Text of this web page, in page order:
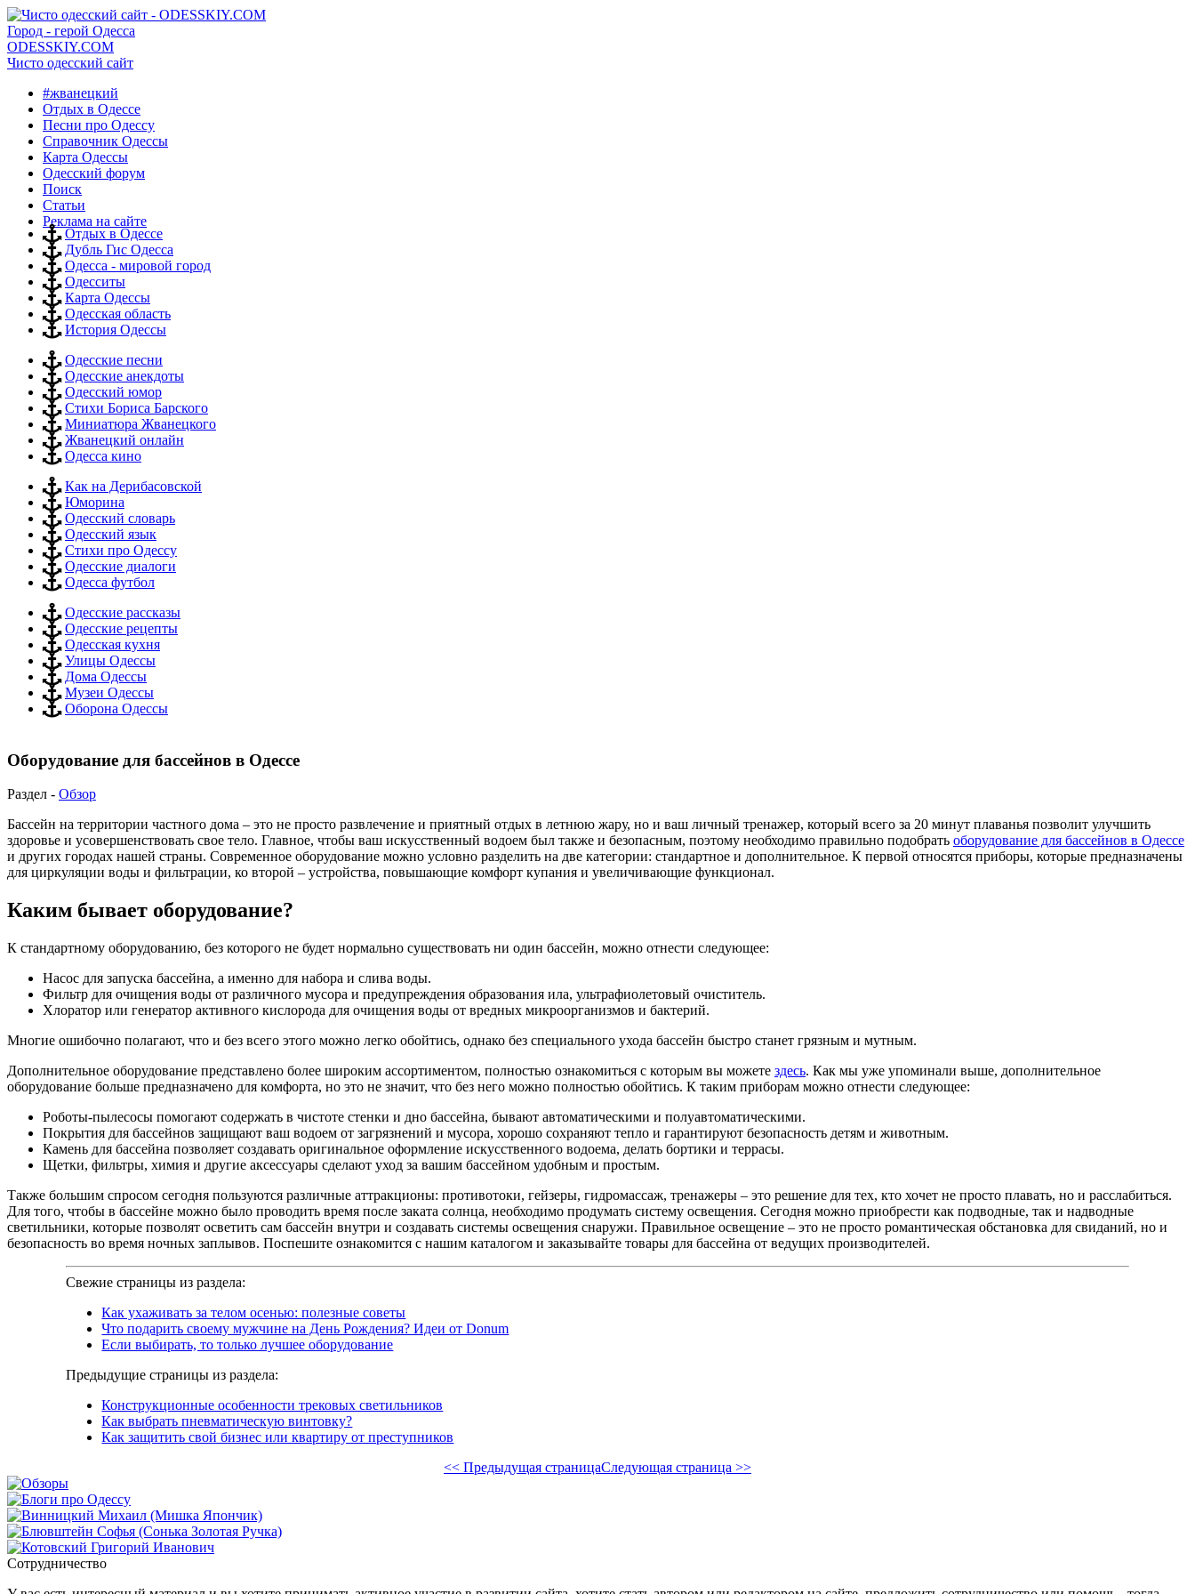
Город - герой Одесса
ODESSKIY.COM
Чисто одесский сайт
#жванецкий
Отдых в Одессе
Песни про Одессу
Справочник Одессы
Карта Одессы
Одесский форум
Поиск
Статьи
Реклама на сайте
Отдых в Одессе
Дубль Гис Одесса
Одесса - мировой город
Одесситы
Карта Одессы
Одесская область
История Одессы
Одесские песни
Одесские анекдоты
Одесский юмор
Стихи Бориса Барского
Миниатюра Жванецкого
Жванецкий онлайн
Одесса кино
Как на Дерибасовской
Юморина
Одесский словарь
Одесский язык
Стихи про Одессу
Одесские диалоги
Одесса футбол
Одесские рассказы
Одесские рецепты
Одесская кухня
Улицы Одессы
Дома Одессы
Музеи Одессы
Оборона Одессы
Оборудование для бассейнов в Одессе
Раздел - Обзор
Бассейн на территории частного дома – это не просто развлечение и приятный отдых в летнюю жару, но и ваш личный тренажер, который всего за 20 минут плаванья позволит улучшить
здоровье и усовершенствовать свое тело. Главное, чтобы ваш искусственный водоем был также и безопасным, поэтому необходимо правильно подобрать оборудование для бассейнов в Одессе
и других городах нашей страны. Современное оборудование можно условно разделить на две категории: стандартное и дополнительное. К первой относятся приборы, которые предназначены
для циркуляции воды и фильтрации, ко второй – устройства, повышающие комфорт купания и увеличивающие функционал.
Каким бывает оборудование?
К стандартному оборудованию, без которого не будет нормально существовать ни один бассейн, можно отнести следующее:
Насос для запуска бассейна, а именно для набора и слива воды.
Фильтр для очищения воды от различного мусора и предупреждения образования ила, ультрафиолетовый очиститель.
Хлоратор или генератор активного кислорода для очищения воды от вредных микроорганизмов и бактерий.
Многие ошибочно полагают, что и без всего этого можно легко обойтись, однако без специального ухода бассейн быстро станет грязным и мутным.
Дополнительное оборудование представлено более широким ассортиментом, полностью ознакомиться с которым вы можете здесь. Как мы уже упоминали выше, дополнительное
оборудование больше предназначено для комфорта, но это не значит, что без него можно полностью обойтись. К таким приборам можно отнести следующее:
Роботы-пылесосы помогают содержать в чистоте стенки и дно бассейна, бывают автоматическими и полуавтоматическими.
Покрытия для бассейнов защищают ваш водоем от загрязнений и мусора, хорошо сохраняют тепло и гарантируют безопасность детям и животным.
Камень для бассейна позволяет создавать оригинальное оформление искусственного водоема, делать бортики и террасы.
Щетки, фильтры, химия и другие аксессуары сделают уход за вашим бассейном удобным и простым.
Также большим спросом сегодня пользуются различные аттракционы: противотоки, гейзеры, гидромассаж, тренажеры – это решение для тех, кто хочет не просто плавать, но и расслабиться.
Для того, чтобы в бассейне можно было проводить время после заката солнца, необходимо продумать систему освещения. Сегодня можно приобрести как подводные, так и надводные
светильники, которые позволят осветить сам бассейн внутри и создавать системы освещения снаружи. Правильное освещение – это не просто романтическая обстановка для свиданий, но и
безопасность во время ночных заплывов. Поспешите ознакомится с нашим каталогом и заказывайте товары для бассейна от ведущих производителей.
Свежие страницы из раздела:
Как ухаживать за телом осенью: полезные советы
Что подарить своему мужчине на День Рождения? Идеи от Donum
Если выбирать, то только лучшее оборудование
Предыдущие страницы из раздела:
Конструкционные особенности трековых светильников
Как выбрать пневматическую винтовку?
Как защитить свой бизнес или квартиру от преступников
<< Предыдущая страницаСледующая страница >>
Сотрудничество